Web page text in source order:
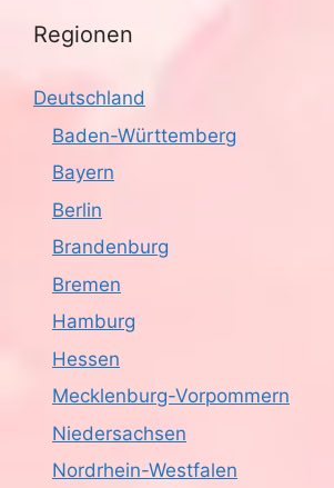
Regionen
Deutschland
Baden-Württemberg
Bayern
Berlin
Brandenburg
Bremen
Hamburg
Hessen
Mecklenburg-Vorpommern
Niedersachsen
Nordrhein-Westfalen